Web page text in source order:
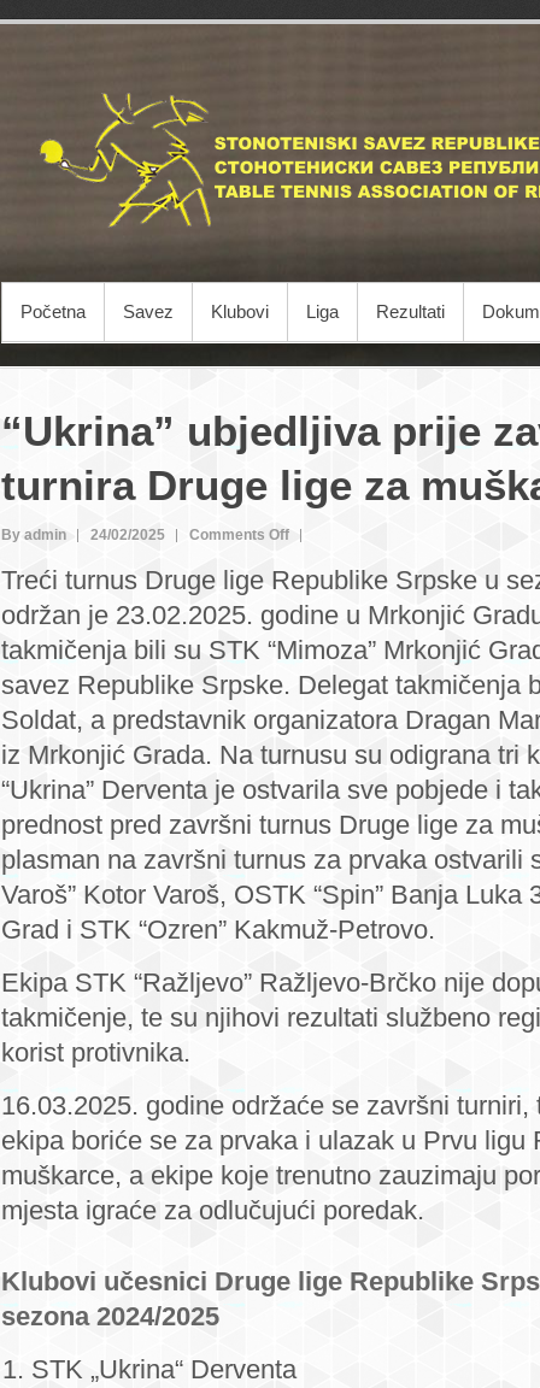
Početna Savez Klubovi Liga Rezultati
“Ukrina” ubjedljiva prije
turnira Druge lige za
By admin 24/02/2025 Comments Offon
ubjedljiva
prije
završnog
turnira
Druge
lige
za
muškarce
Treći turnus Druge lige Republike Srpske u
održan je 23.02.2025. godine u Mrkonjić
takmičenja bili su STK “Mimoza” Mrkonjić
savez Republike Srpske. Delegat takmičenja
Soldat, a predstavnik organizatora Dragan
iz Mrkonjić Grada. Na turnusu su odigrana tri
“Ukrina” Derventa je ostvarila sve pobjede i
prednost pred završni turnus Druge lige za
plasman na završni turnus za prvaka ostvarili
Varoš” Kotor Varoš, OSTK “Spin” Banja Luka
Grad i STK “Ozren” Kakmuž-Petrovo.
Ekipa STK “Ražljevo” Ražljevo-Brčko nije
takmičenje, te su njihovi rezultati službeno
korist protivnika.
16.03.2025. godine održaće se završni turniri,
ekipa boriće se za prvaka i ulazak u Prvu ligu
muškarce, a ekipe koje trenutno zauzimaju
mjesta igraće za odlučujući poredak.
Klubovi učesnici Druge lige Republike
sezona 2024/2025
STK „Ukrina“ Derventa